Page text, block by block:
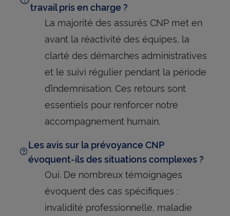
travail pris en charge ?
La majorité des assurés CNP met en
avant la réactivité des équipes, la
clarté des démarches administratives
et le suivi régulier pendant la période
d’indemnisation. Ces retours sont
essentiels pour renforcer notre
accompagnement humain.
Les avis sur la prévoyance CNP
évoquent-ils des situations complexes ?
Oui. De nombreux témoignages
évoquent des cas spécifiques :
invalidité professionnelle, maladie